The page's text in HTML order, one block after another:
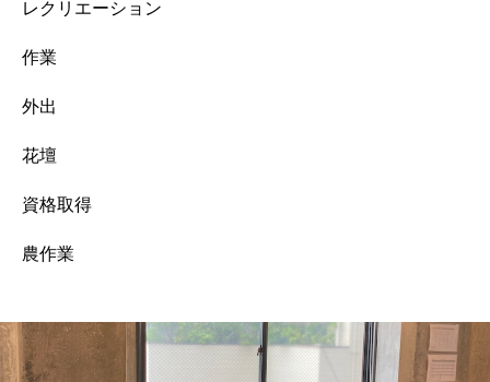
レクリエーション
作業
外出
花壇
資格取得
農作業